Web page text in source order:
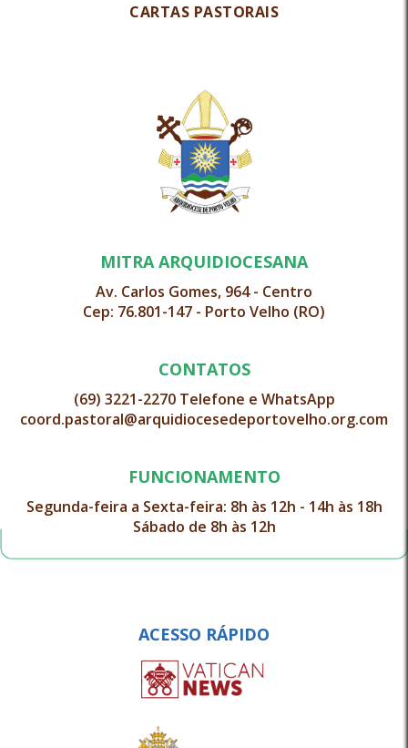
CARTAS PASTORAIS
MITRA ARQUIDIOCESANA
Av. Carlos Gomes, 964 - Centro
Cep: 76.801-147 - Porto Velho (RO)
CONTATOS
(69) 3221-2270 Telefone e WhatsApp
coord.pastoral@arquidiocesedeportovelho.org.com
FUNCIONAMENTO
Segunda-feira a Sexta-feira: 8h às 12h - 14h às 18h
Sábado de 8h às 12h
ACESSO RÁPIDO